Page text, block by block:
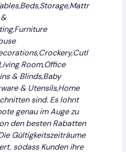
Room,Office
& Blinds,Baby
& Utensils,Home
sind. Es lohnt
genau im Auge zu
den besten Rabatten
Gültigkeitszeiträume
sodass Kunden ihre